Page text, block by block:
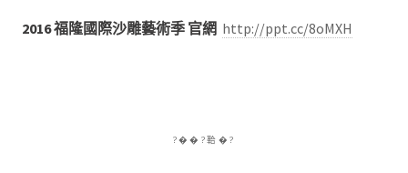
2016 福隆國際沙雕藝術季 官網 http://ppt.cc/8oMXH
?��?鞈�?